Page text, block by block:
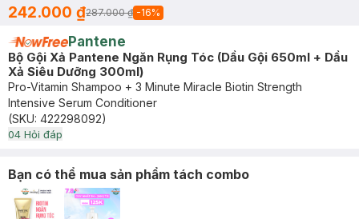
242.000 ₫287.000 ₫ -16%
Pantene
Bộ Gội Xả Pantene Ngăn Rụng Tóc (Dầu Gội 650ml + Dầu
Xả Siêu Dưỡng 300ml)
Pro-Vitamin Shampoo + 3 Minute Miracle Biotin Strength
Intensive Serum Conditioner
(SKU: 422298092)
04 Hỏi đáp
Bạn có thể mua sản phẩm tách combo